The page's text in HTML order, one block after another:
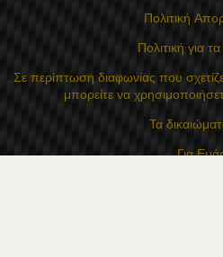
Πολιτική
Πολιτική για
Σε περίπτωση διαφωνίας που
μπορείτε να
Τα
Για